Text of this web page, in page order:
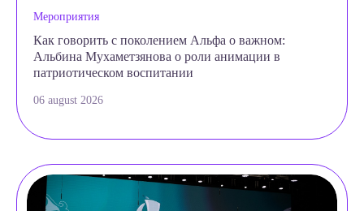
Мероприятия
Как говорить с поколением Альфа о важном:
Альбина Мухаметзянова о роли анимации в
патриотическом воспитании
06 august 2026